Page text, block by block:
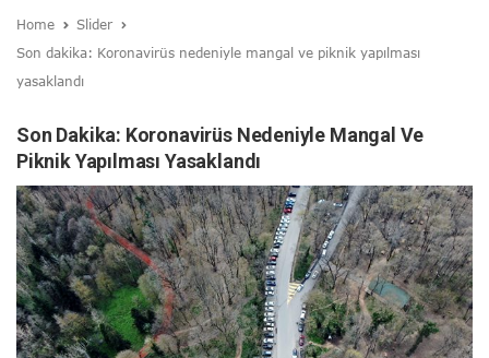
Home
Slider
Son dakika: Koronavirüs nedeniyle mangal ve piknik yapılması
yasaklandı
Son Dakika: Koronavirüs Nedeniyle Mangal Ve
Piknik Yapılması Yasaklandı